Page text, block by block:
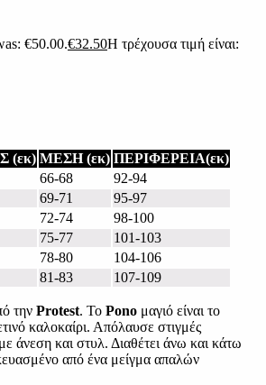
€50.00.€32.50Η τρέχουσα τιμή είναι:
(εκ) ΜΕΣΗ (εκ) ΠΕΡΙΦΕΡΕΙΑ(εκ)
66-68
92-94
69-71
95-97
72-74
98-100
75-77
101-103
78-80
104-106
81-83 107-109
την Protest. Το Pono μαγιό είναι το
καλοκαίρι. Απόλαυσε στιγμές
άνεση και στυλ. Διαθέτει άνω και κάτω
από ένα μείγμα απαλών